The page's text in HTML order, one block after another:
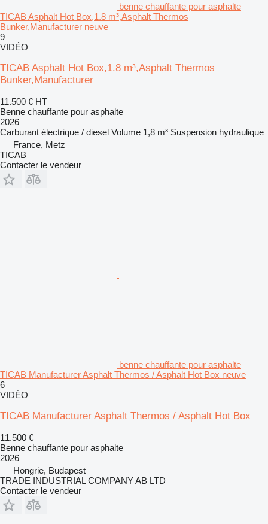
benne chauffante pour asphalte
TICAB Asphalt Hot Box,1.8 m³,Asphalt Thermos
Bunker,Manufacturer neuve
9
VIDÉO
TICAB Asphalt Hot Box,1.8 m³,Asphalt Thermos
Bunker,Manufacturer
11.500 € HT
Benne chauffante pour asphalte
2026
Carburant électrique / diesel Volume 1,8 m³ Suspension hydraulique
France, Metz
TICAB
Contacter le vendeur
benne chauffante pour asphalte
TICAB Manufacturer Asphalt Thermos / Asphalt Hot Box neuve
6
VIDÉO
TICAB Manufacturer Asphalt Thermos / Asphalt Hot Box
11.500 €
Benne chauffante pour asphalte
2026
Hongrie, Budapest
TRADE INDUSTRIAL COMPANY AB LTD
Contacter le vendeur